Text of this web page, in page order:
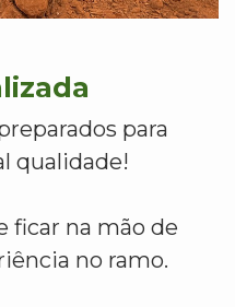
para
qualidade!
ficar na mão de
no ramo.